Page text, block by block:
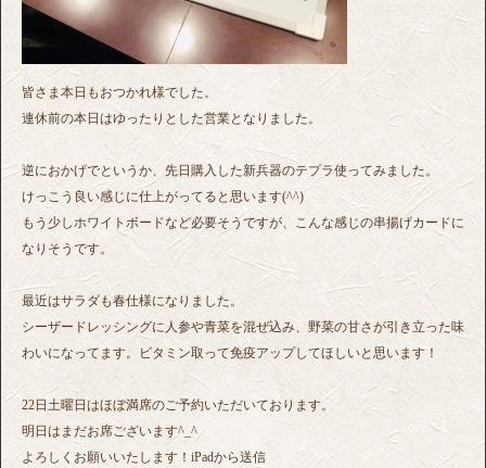
皆さま本日もおつかれ様でした。
連休前の本日はゆったりとした営業となりました。
逆におかげでというか、先日購入した新兵器のテプラ使ってみました。
けっこう良い感じに仕上がってると思います(^^)
もう少しホワイトボードなど必要そうですが、こんな感じの串揚げカードに
なりそうです。
最近はサラダも春仕様になりました。
シーザードレッシングに人参や青菜を混ぜ込み、野菜の甘さが引き立った味
わいになってます。ビタミン取って免疫アップしてほしいと思います！
22日土曜日はほぼ満席のご予約いただいております。
明日はまだお席ございます^_^
よろしくお願いいたします！iPadから送信